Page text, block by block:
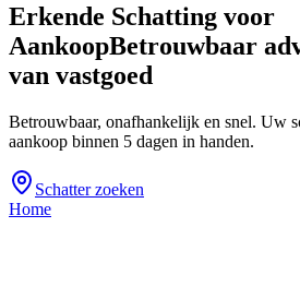
Erkende Schatting voor
AankoopBetrouwbaar
van vastgoed
Betrouwbaar, onafhankelijk en snel. Uw
aankoop binnen 5 dagen in handen.
Schatter zoeken
Home